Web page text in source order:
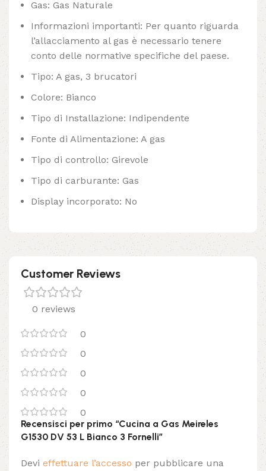
Gas: Gas Naturale
Informazioni importanti: Per quanto riguarda
l’allacciamento al gas è necessario tenere
conto delle normative specifiche del paese.
Tipo: A gas, 3 brucatori
Colore: Bianco
Tipo di Installazione: Indipendente
Fonte di Alimentazione: A gas
Tipo di controllo: Girevole
Tipo di carburante: Gas
Display incorporato: No
Customer Reviews
0 reviews
0
0
0
0
0
Recensisci per primo “Cucina a Gas Meireles
G1530 DV 53 L Bianco 3 Fornelli”
Devi effettuare l’accesso per pubblicare una